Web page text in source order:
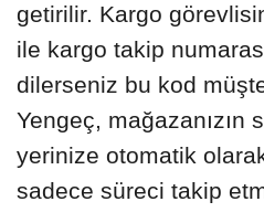
getirilir. Kargo
ile kargo takip
dilerseniz bu kod
Yengeç, mağazanızın
yerinize otomatik
sadece süreci takip